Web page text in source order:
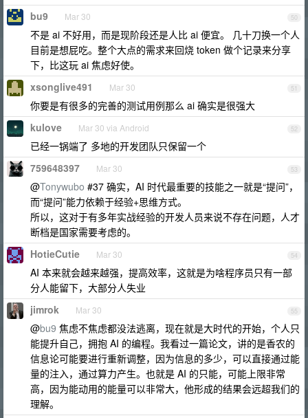
50
bu9 Mar 30
不是 ai 不好用，而是现阶段还是人比 ai 便宜。 几十刀换一个人
目前是想屁吃。整个大点的需求来回烧 token 做个记录来分享
下，比这玩 ai 焦虑好使。
51
xsonglive491 Mar 30
你要是有很多的完善的测试用例那么 ai 确实是很强大
52
kulove Mar 30 via Android
已经一锅端了 多地的开发团队只保留一个
53
759648397 Mar 30
@Tonywubo #37 确实，AI 时代最重要的技能之一就是“提问”，
而“提问”能力依赖于经验+思维方式。
所以，这对于有多年实战经验的开发人员来说不存在问题，人才
断档是国家需要考虑的。
54
HotieCutie Mar 30
AI 本来就会越来越强，提高效率，这就是为啥程序员只有一部
分人能留下，大部分人失业
55
jimrok Mar 30
@bu9 焦虑不焦虑都没法逃离，现在就是大时代的开始，个人只
能提升自己，拥抱 AI 的编程。我看过一篇论文，讲的是香农的
信息论可能要进行重新调整，因为信息的多少，可以直接通过能
量的注入，通过算力产生。也就是 AI 的只能，可能上限非常
高，因为能动用的能量可以非常大，他形成的结果会远超我们的
理解。